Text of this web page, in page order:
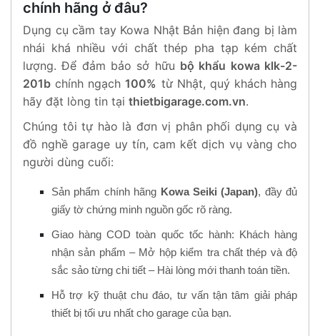
chính hãng ở đâu?
Dụng cụ cầm tay Kowa Nhật Bản hiện đang bị làm
nhái khá nhiều với chất thép pha tạp kém chất
lượng. Để đảm bảo sở hữu bộ khẩu kowa klk-2-
201b chính ngạch100% từ Nhật, quý khách hàng
hãy đặt lòng tin tại thietbigarage.com.vn.
Chúng tôi tự hào là đơn vị phân phối dụng cụ và
đồ nghề garage uy tín, cam kết dịch vụ vàng cho
người dùng cuối:
Sản phẩm chính hãng Kowa Seiki (Japan), đầy đủ
giấy tờ chứng minh nguồn gốc rõ ràng.
Giao hàng COD toàn quốc tốc hành: Khách hàng
nhận sản phẩm – Mở hộp kiểm tra chất thép và độ
sắc sảo từng chi tiết – Hài lòng mới thanh toán tiền.
Hỗ trợ kỹ thuật chu đáo, tư vấn tận tâm giải pháp
thiết bị tối ưu nhất cho garage của bạn.